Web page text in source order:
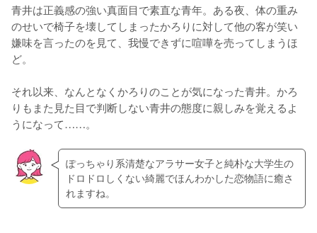
青井は正義感の強い真面目で素直な青年。ある夜、体の重み
のせいで椅子を壊してしまったかろりに対して他の客が笑い
嫌味を言ったのを見て、我慢できずに喧嘩を売ってしまうほ
ど。
それ以来、なんとなくかろりのことが気になった青井。かろ
りもまた見た目で判断しない青井の態度に親しみを覚えるよ
うになって……。
ぽっちゃり系清楚なアラサー女子と純朴な大学生の
ドロドロしくない綺麗でほんわかした恋物語に癒さ
れますね。